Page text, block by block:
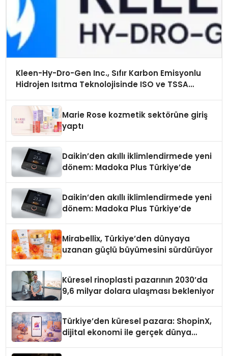
Kleen-Hy-Dro-Gen Inc., Sıfır Karbon Emisyonlu
Hidrojen Isıtma Teknolojisinde ISO ve TSSA
Marie Rose kozmetik sektörüne giriş
yaptı
Daikin’den akıllı iklimlendirmede yeni
dönem: Madoka Plus Türkiye’de
Daikin’den akıllı iklimlendirmede yeni
dönem: Madoka Plus Türkiye’de
Mirabellix, Türkiye’den dünyaya
uzanan güçlü büyümesini sürdürüyor
Küresel rinoplasti pazarının 2030’da
9,6 milyar dolara ulaşması bekleniyor
Türkiye’den küresel pazara: ShopinX,
dijital ekonomi ile gerçek dünya